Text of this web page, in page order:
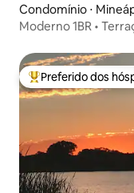
Condomínio ⋅
Moderno 1BR •
Entre os melhores
Preferido dos